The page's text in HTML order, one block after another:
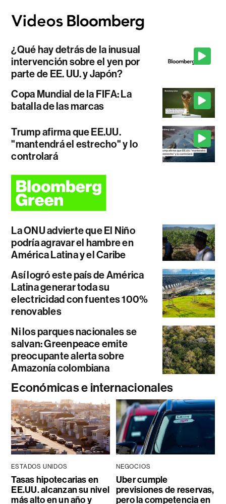
¿Qué hay detrás de la inusual
intervención sobre el yen por
parte de EE. UU. y Japón?
Copa Mundial de la FIFA: La
batalla de las marcas
Trump afirma que EE.UU.
"mantendrá el estrecho" y lo
controlará
La ONU advierte que El Niño
podría agravar el hambre en
América Latina y el Caribe
Así logró este país de América
Latina generar toda su
electricidad con fuentes 100%
renovables
Ni los parques nacionales se
salvan: Greenpeace emite
preocupante alerta sobre
Amazonía colombiana
Económicas e internacionales
ESTADOS UNIDOS
Tasas hipotecarias en
EE.UU. alcanzan su nivel
más alto en un año y
NEGOCIOS
Uber cumple
previsiones de reservas,
pero la competencia en